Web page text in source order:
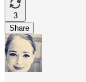
3
Share